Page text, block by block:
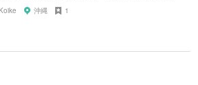
沖縄 1